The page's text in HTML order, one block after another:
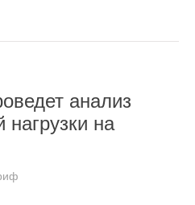
анализ
нагрузки на